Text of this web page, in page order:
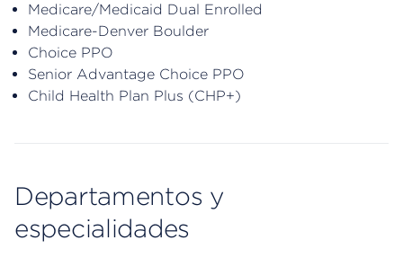
Medicare/Medicaid Dual Enrolled
Medicare-Denver Boulder
Choice PPO
Senior Advantage Choice PPO
Child Health Plan Plus (CHP+)
Departamentos y
especialidades